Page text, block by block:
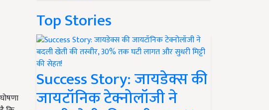
Top Stories
Success Story: जायडेक्स की
जायटॉनिक टेक्नोलॉजी ने